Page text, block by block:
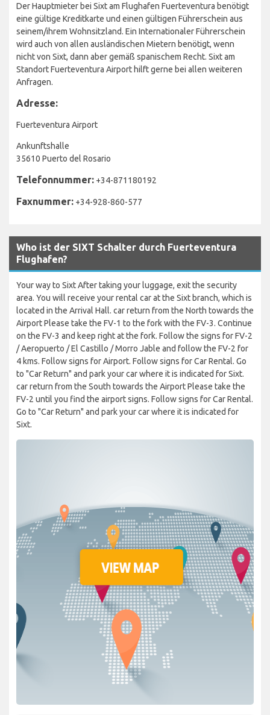
Der Hauptmieter bei Sixt am Flughafen Fuerteventura benötigt
eine gültige Kreditkarte und einen gültigen Führerschein aus
seinem/ihrem Wohnsitzland. Ein Internationaler Führerschein
wird auch von allen ausländischen Mietern benötigt, wenn
nicht von Sixt, dann aber gemäß spanischem Recht. Sixt am
Standort Fuerteventura Airport hilft gerne bei allen weiteren
Anfragen.
Adresse:
Fuerteventura Airport
Ankunftshalle
35610 Puerto del Rosario
Telefonnummer: +34-871180192
Faxnummer: +34-928-860-577
Who ist der SIXT Schalter durch Fuerteventura
Flughafen?
Your way to Sixt After taking your luggage, exit the security
area. You will receive your rental car at the Sixt branch, which is
located in the Arrival Hall. car return from the North towards the
Airport Please take the FV-1 to the fork with the FV-3. Continue
on the FV-3 and keep right at the fork. Follow the signs for FV-2
/ Aeropuerto / El Castillo / Morro Jable and follow the FV-2 for
4 kms. Follow signs for Airport. Follow signs for Car Rental. Go
to "Car Return" and park your car where it is indicated for Sixt.
car return from the South towards the Airport Please take the
FV-2 until you find the airport signs. Follow signs for Car Rental.
Go to "Car Return" and park your car where it is indicated for
Sixt.